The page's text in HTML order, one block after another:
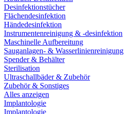
Desinfektionstücher
Flächendesinfektion
Händedesinfektion
Instrumentenreinigung & -desinfektion
Maschinelle Aufbereitung
Sauganlagen- & Wasserlinienreinigung
Spender & Behälter
Sterilisation
Ultraschallbäder & Zubehör
Zubehör & Sonstiges
Alles anzeigen
Implantologie
Implantologie